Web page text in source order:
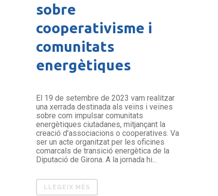
sobre
cooperativisme i
comunitats
energètiques
El 19 de setembre de 2023 vam realitzar
una xerrada destinada als veïns i veïnes
sobre com impulsar comunitats
energètiques ciutadanes, mitjançant la
creació d'associacions o cooperatives. Va
ser un acte organitzat per les oficines
comarcals de transició energètica de la
Diputació de Girona. A la jornada hi...
LLEGEIX MÉS